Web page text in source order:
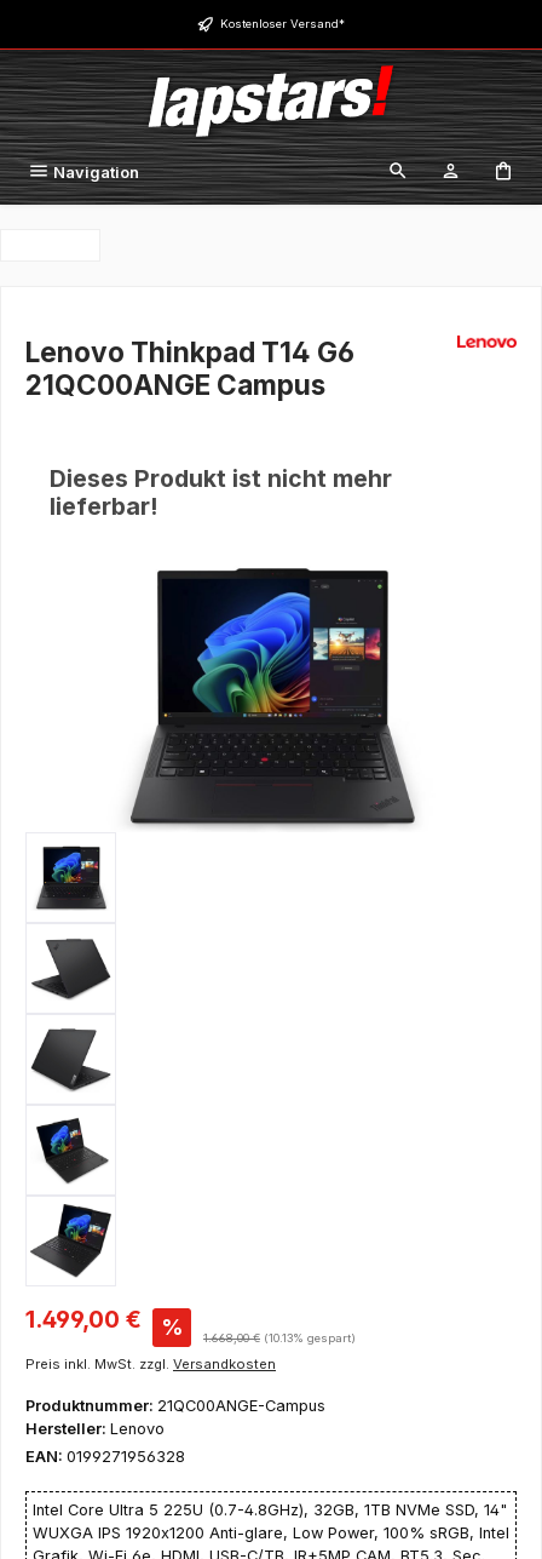
Zum Hauptinhalt springen Kostenloser Versand*
Navigation
Lenovo Thinkpad T14 G6
21QC00ANGE Campus
Dieses Produkt ist nicht mehr
lieferbar!
Bildergalerie überspringen
Verkaufspreis:
1.499,00 € % Regulärer Preis:
1.668,00 € (10.13% gespart)
Preis inkl. MwSt. zzgl. Versandkosten
Produktnummer: 21QC00ANGE-Campus
Hersteller: Lenovo
EAN: 0199271956328
Intel Core Ultra 5 225U (0.7-4.8GHz), 32GB, 1TB NVMe SSD, 14"
WUXGA IPS 1920x1200 Anti-glare, Low Power, 100% sRGB, Intel